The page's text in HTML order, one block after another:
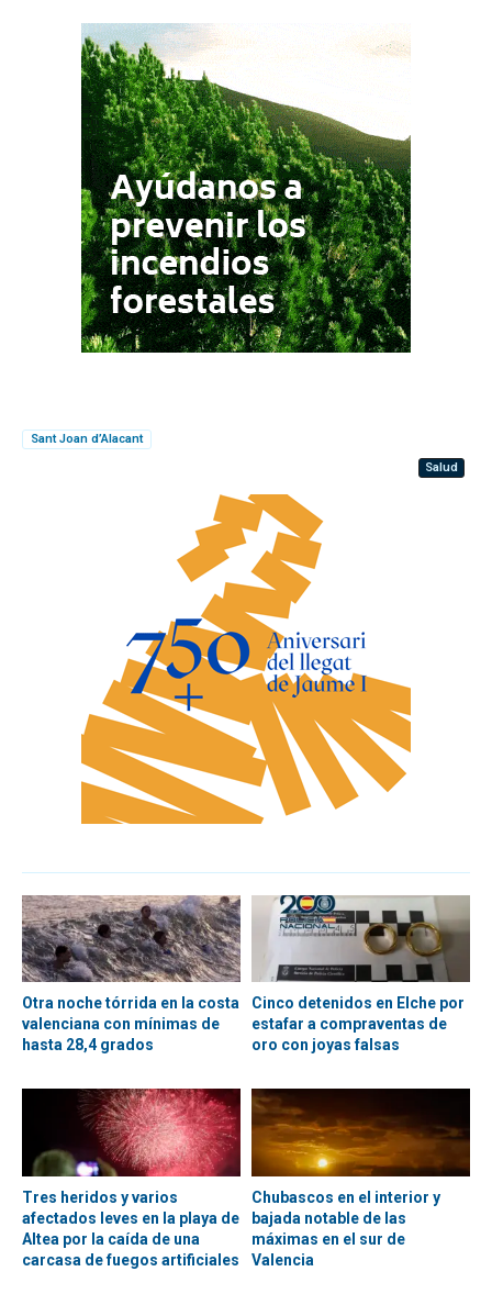
Sant Joan d’Alacant
Salud
Otra noche tórrida en la costa
valenciana con mínimas de
hasta 28,4 grados
Cinco detenidos en Elche por
estafar a compraventas de
oro con joyas falsas
Tres heridos y varios
afectados leves en la playa de
Altea por la caída de una
carcasa de fuegos artificiales
Chubascos en el interior y
bajada notable de las
máximas en el sur de
Valencia